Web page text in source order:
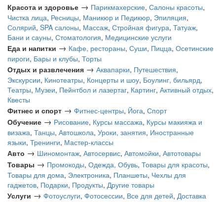
Красота и здоровье → Парикмахерские, Салоны красоты,
Чистка лица, Ресницы, Маникюр и Педикюр, Эпиляция,
Солярий, SPA салоны, Массаж, Стройная фигура, Татуаж,
Бани и сауны, Стоматология, Медицинские услуги
Еда и напитки → Кафе, рестораны, Суши, Пицца, Осетинские
пироги, Бары и клубы, Торты
Отдых и развлечения → Аквапарки, Путешествия,
Экскурсии, Кинотеатры, Концерты и шоу, Боулинг, бильярд,
Театры, Музеи, Пейнтбол и лазертаг, Картинг, Активный отдых,
Квесты
Фитнес и спорт → Фитнес-центры, Йога, Спорт
Обучение → Рисование, Курсы массажа, Курсы макияжа и
визажа, Танцы, Автошкола, Уроки, занятия, Иностранные
языки, Тренинги, Мастер-классы
Авто → Шиномонтаж, Автосервис, Автомойки, Автотовары
Товары → Промокоды, Одежда, Обувь, Товары для красоты,
Товары для дома, Электроника, Планшеты, Чехлы для
гаджетов, Подарки, Продукты, Другие товары
Услуги → Фотоуслуги, Фотосессии, Все для детей, Доставка